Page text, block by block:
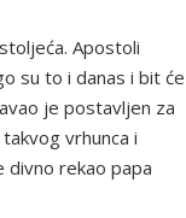
Apostoli
su to i danas i bit će
je postavljen za
vrhunca i
divno rekao papa